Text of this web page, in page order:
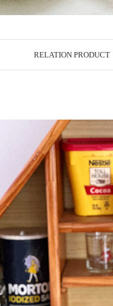
RELATION PRODUCT